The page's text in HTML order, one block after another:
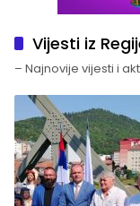
Vijesti iz
– Najnovije vijesti i